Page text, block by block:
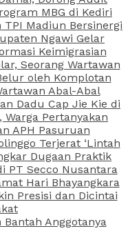
MBG di Kediri
Madiun Bersinergi
Ngawi Gelar
Keimigrasian
Seorang Wartawan
oleh Komplotan
Abal-Abal
Dadu Cap Jie Kie di
Pertanyakan
APH Pasuruan
Terjerat ‘Lintah
Dugaan Praktik
PT Secco Nusantara
Hari Bhayangkara
Presisi dan Dicintai
Bantah Anggotanya